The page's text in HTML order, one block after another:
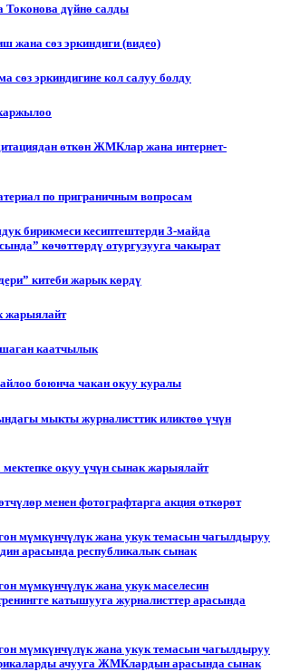
Токонова дүйнө салды
жана сөз эркиндиги (видео)
сөз эркиндигине кол салуу болду
өткөн ЖМКлар жана интернет-
по приграничным вопросам
бирикмеси кесиптештерди 3-майда
көчөттөрдү отургузууга чакырат
китеби жарык көрдү
жарыялайт
каатчылык
боюнча чакан окуу куралы
мыкты журналисттик иликтөө үчүн
окуу үчүн сынак жарыялайт
менен фотографтарга акция өткөрөт
мүмкүнчүлүк жана укук темасын чагылдыруу
арасында республикалык сынак
мүмкүнчүлүк жана укук маселесин
катышууга журналисттер арасында
мүмкүнчүлүк жана укук темасын чагылдыруу
ачууга ЖМКлардын арасында сынак